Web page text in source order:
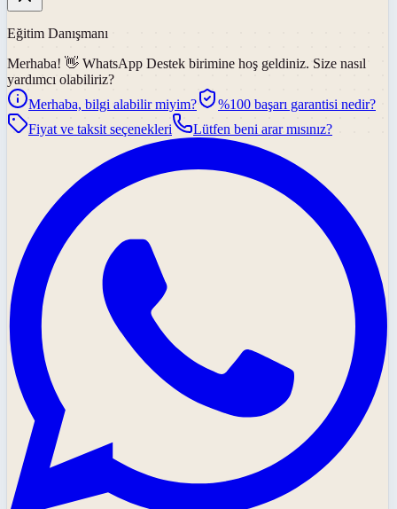
Eğitim Danışmanı
Merhaba! 👋 WhatsApp Destek birimine hoş geldiniz. Size nasıl
yardımcı olabiliriz?
Merhaba, bilgi alabilir miyim?
%100 başarı garantisi nedir?
Fiyat ve taksit seçenekleri
Lütfen beni arar mısınız?